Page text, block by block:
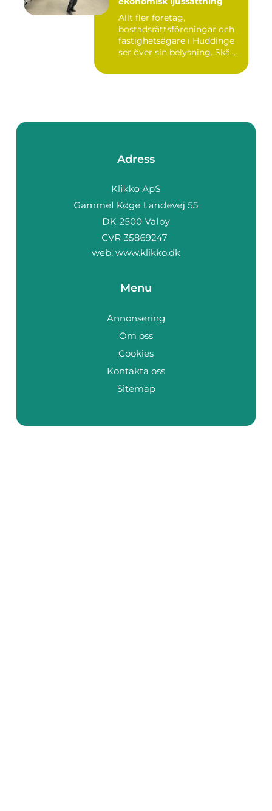
Allt fler företag,
bostadsrättsföreningar och
fastighetsägare i Huddinge
ser över sin belysning. Skä...
Adress
web: www.klikko.dk
Menu
Annonsering
Om oss
Cookies
Kontakta oss
Sitemap